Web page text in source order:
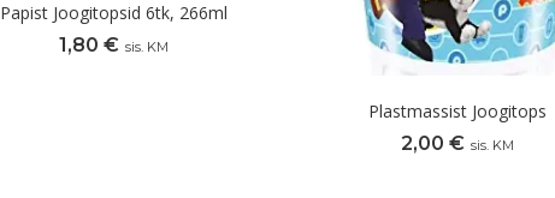
Papist Joogitopsid 6tk, 266ml
1,80 € sis. KM
Plastmassist Joogitops
2,00 € sis. KM